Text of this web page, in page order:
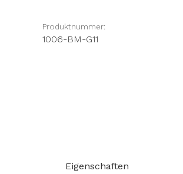
Produktnummer:
1006-BM-G11
Eigenschaften